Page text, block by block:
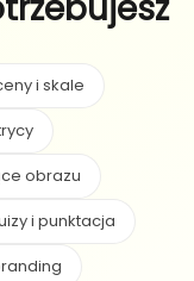
i skale
obrazu
i punktacja